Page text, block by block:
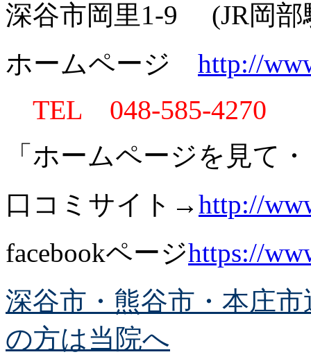
深谷市岡里1-9 (JR岡部
ホームページ http://
TEL 048-585-4270
「ホームページを見て
口コミサイト→http://
facebookページhttps://
深谷市・熊谷市・本庄
の方は当院へ